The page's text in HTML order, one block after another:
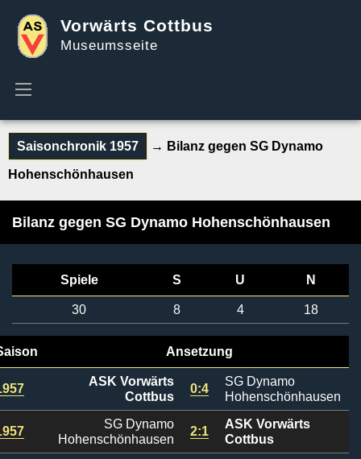
Vorwärts Cottbus
Museumsseite
Saisonchronik 1957 → Bilanz gegen SG Dynamo
Hohenschönhausen
Bilanz gegen SG Dynamo Hohenschönhausen
Spiele S U N
30 8 4 18
Ansetzung
ASK Vorwärts
Cottbus
0:4
SG Dynamo
Hohenschönhausen
SG Dynamo
Hohenschönhausen
2:1
ASK Vorwärts
Cottbus